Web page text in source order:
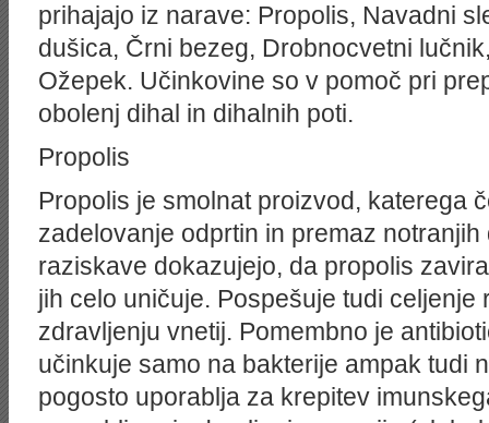
prihajajo iz narave: Propolis, Navadni
dušica, Črni bezeg, Drobnocvetni
Ožepek. Učinkovine so v pomoč pri
obolenj dihal in dihalnih poti.
Propolis
Propolis je smolnat proizvod, katerega
zadelovanje odprtin in premaz
raziskave dokazujejo, da propolis
jih celo uničuje. Pospešuje tudi
zdravljenju vnetij. Pomembno je
učinkuje samo na bakterije ampak tudi
pogosto uporablja za krepitev